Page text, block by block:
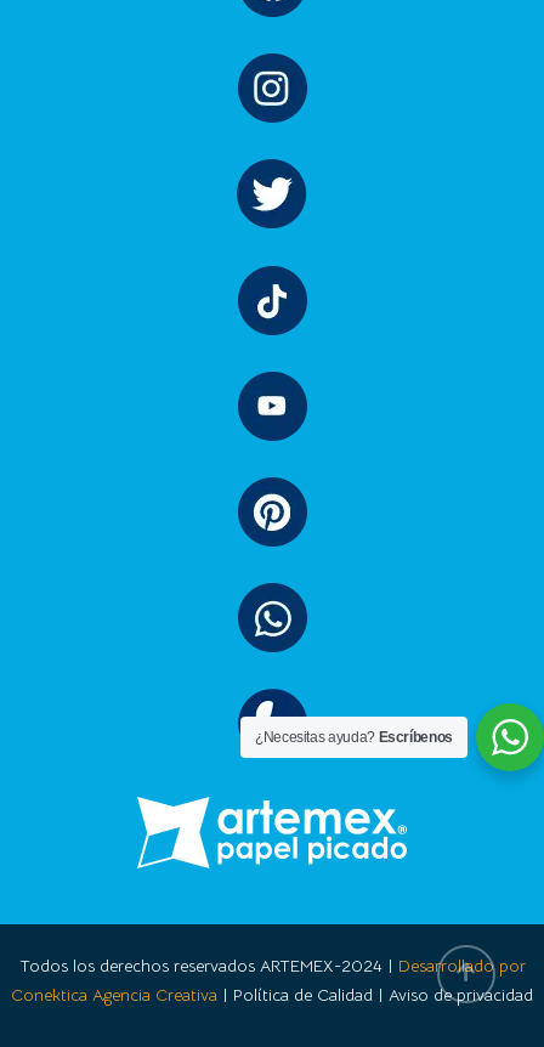
Todos los derechos reservados ARTEMEX-2024 | Desarrollado por
Conektica Agencia Creativa | Política de Calidad | Aviso de privacidad
¿Necesitas ayuda?Escríbenos